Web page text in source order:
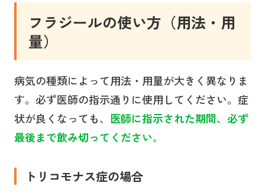
フラジールの使い方（用法・用
量）
病気の種類によって用法・用量が大きく異なりま
す。必ず医師の指示通りに使用してください。症
状が良くなっても、 医師に指示された期間、必ず
最後まで飲み切ってください。
トリコモナス症の場合